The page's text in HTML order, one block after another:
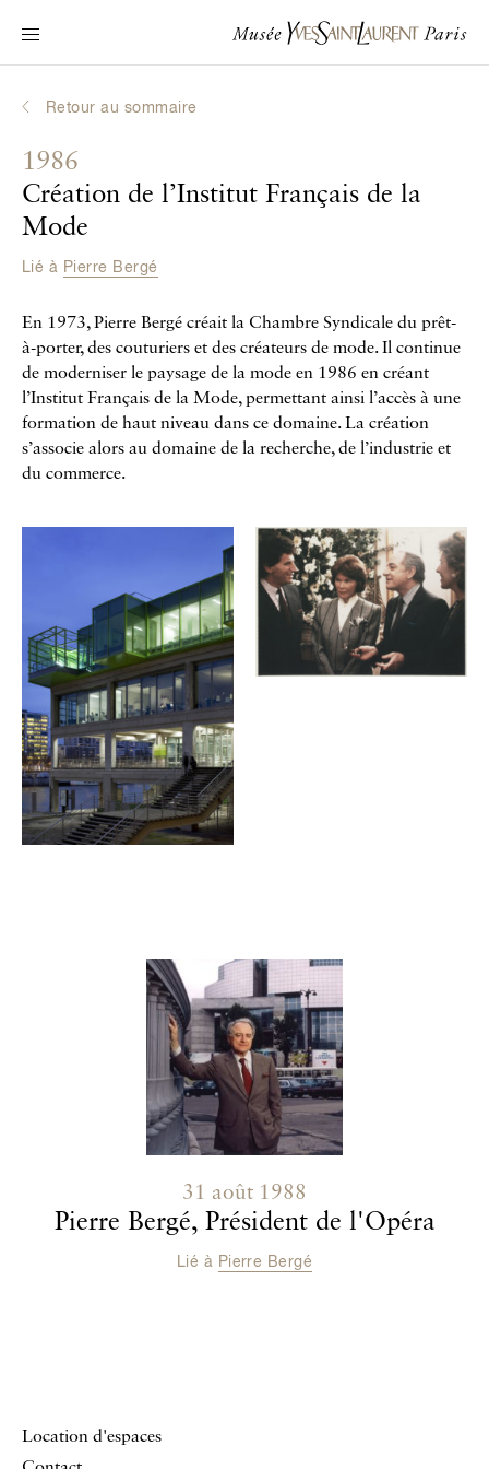
Navigation principale
Venir au musée
Biographies interactives
Les Chroniques
Le Musée
La Fondation
Retour au sommaire
1986
Création de l’Institut Français de la
Mode
Lié à Pierre Bergé
En 1973, Pierre Bergé créait la Chambre Syndicale du prêt-
à-porter, des couturiers et des créateurs de mode. Il continue
de moderniser le paysage de la mode en 1986 en créant
l’Institut Français de la Mode, permettant ainsi l’accès à une
formation de haut niveau dans ce domaine. La création
s’associe alors au domaine de la recherche, de l’industrie et
du commerce.
31 août 1988
Pierre Bergé, Président de l'Opéra
Lié à Pierre Bergé
Location d'espaces